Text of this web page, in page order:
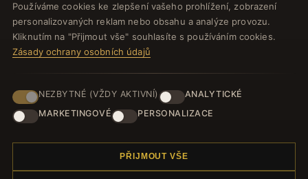
Používáme cookies ke zlepšení vašeho prohlížení, zobrazení
personalizovaných reklam nebo obsahu a analýze provozu.
Kliknutím na "Přijmout vše" souhlasíte s používáním cookies.
Zásady ochrany osobních údajů
NEZBYTNÉ (VŽDY AKTIVNÍ)
ANALYTICKÉ
MARKETINGOVÉ
PERSONALIZACE
PŘIJMOUT VŠE
RYCHLÉ ODKAZY
Nové produkty
Speciální nabídky
Blog
Recenze
Přihlásit se
SLEDUJTE NÁS